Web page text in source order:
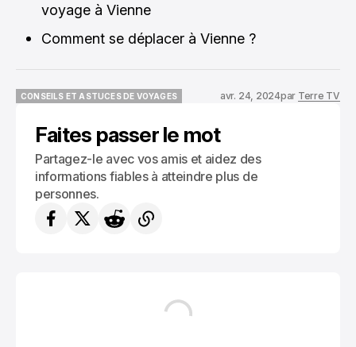
voyage à Vienne
Comment se déplacer à Vienne ?
CONSEILS ET ASTUCES DE VOYAGES
avr. 24, 2024par Terre TV
Faites passer le mot
Partagez-le avec vos amis et aidez des
informations fiables à atteindre plus de
personnes.